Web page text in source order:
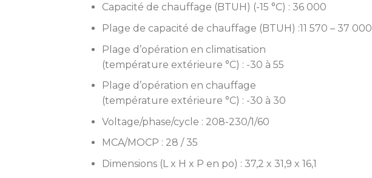
Capacité de chauffage (BTUH) (-15 °C) : 36 000
Plage de capacité de chauffage (BTUH) :11 570 – 37 000
Plage d’opération en climatisation
(température extérieure °C) : -30 à 55
Plage d’opération en chauffage
(température extérieure °C) : -30 à 30
Voltage/phase/cycle : 208-230/1/60
MCA/MOCP : 28 / 35
Dimensions (L x H x P en po) : 37,2 x 31,9 x 16,1